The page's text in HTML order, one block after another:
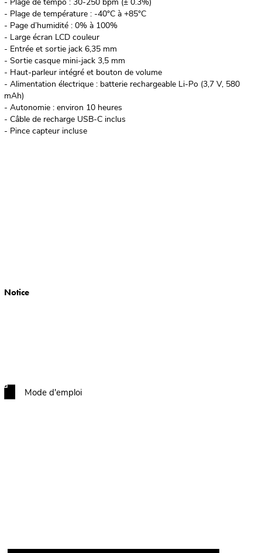
- Plage de température : -40°C à +85°C
- Page d’humidité : 0% à 100%
- Large écran LCD couleur
- Entrée et sortie jack 6,35 mm
- Sortie casque mini-jack 3,5 mm
- Haut-parleur intégré et bouton de volume
- Alimentation électrique : batterie rechargeable Li-Po (3,7 V, 580
mAh)
- Autonomie : environ 10 heures
- Câble de recharge USB-C inclus
- Pince capteur incluse
Notice
Mode d'emploi